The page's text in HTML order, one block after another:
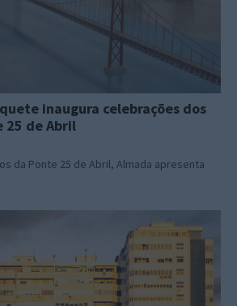
inaugura celebrações dos
25 de Abril
da Ponte 25 de Abril, Almada apresenta